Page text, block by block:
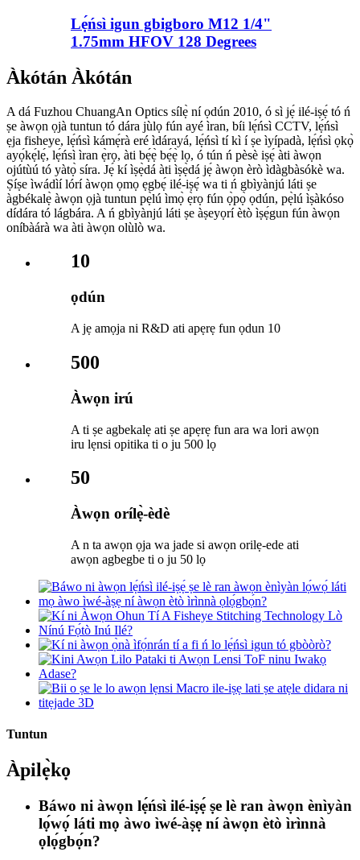
Lẹ́ńsì igun gbigboro M12 1/4"
1.75mm HFOV 128 Degrees
Àkótán Àkótán
A dá Fuzhou ChuangAn Optics sílẹ̀ ní ọdún 2010, ó sì jẹ́ ilé-iṣẹ́ tó ń
ṣe àwọn ọjà tuntun tó dára jùlọ fún ayé ìran, bíi lẹ́ńsì CCTV, lẹ́ńsì
ẹja fisheye, lẹ́ńsì kámẹ́rà eré ìdárayá, lẹ́ńsì tí kì í ṣe ìyípadà, lẹ́ńsì ọkọ̀
ayọ́kẹ́lẹ́, lẹ́ńsì ìran ẹ̀rọ, àti bẹ́ẹ̀ bẹ́ẹ̀ lọ, ó tún ń pèsè iṣẹ́ àti àwọn
ojútùú tó yàtọ̀ síra. Jẹ́ kí ìṣẹ̀dá àti ìṣẹ̀dá jẹ́ àwọn èrò ìdàgbàsókè wa.
Ṣíṣe ìwádìí lórí àwọn ọmọ ẹgbẹ́ ilé-iṣẹ́ wa ti ń gbìyànjú láti ṣe
àgbékalẹ̀ àwọn ọjà tuntun pẹ̀lú ìmọ̀ ẹ̀rọ fún ọ̀pọ̀ ọdún, pẹ̀lú ìṣàkóso
dídára tó lágbára. A ń gbìyànjú láti ṣe àṣeyọrí ètò ìṣẹ́gun fún àwọn
oníbàárà wa àti àwọn olùlò wa.
10
ọdún
A jẹ amọja ni R&D ati apẹrẹ fun ọdun 10
500
Àwọn irú
A ti ṣe agbekalẹ ati ṣe apẹrẹ fun ara wa lori awọn
iru lẹnsi opitika ti o ju 500 lọ
50
Àwọn orílẹ̀-èdè
A n ta awọn ọja wa jade si awọn orilẹ-ede ati
awọn agbegbe ti o ju 50 lọ
Tuntun
Àpilẹ̀kọ
Báwo ni àwọn lẹ́ńsì ilé-iṣẹ́ ṣe lè ran àwọn ènìyàn
lọ́wọ́ láti mọ àwo ìwé-àṣẹ ní àwọn ètò ìrìnnà
ọlọ́gbọ́n?